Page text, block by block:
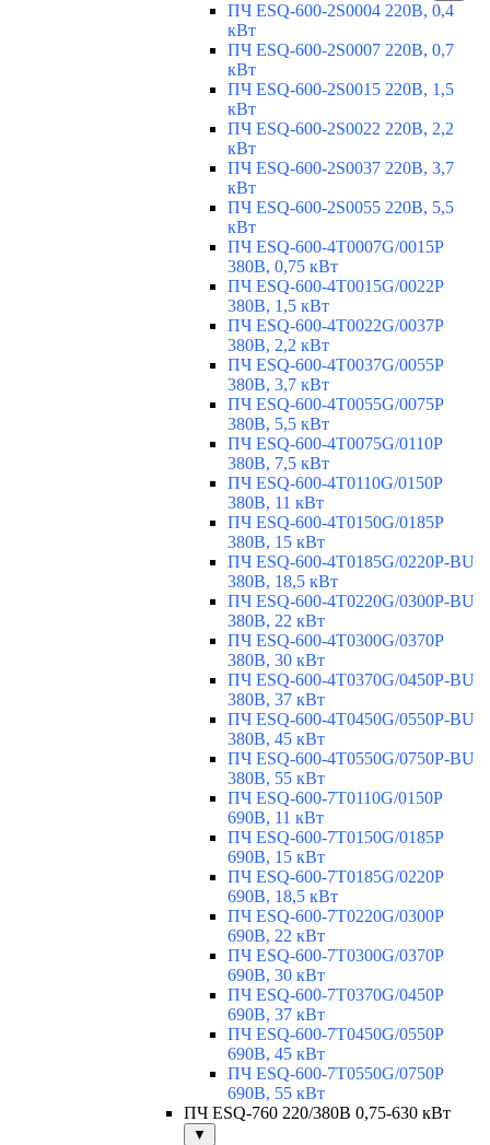
ПЧ ESQ-600-2S0004 220В, 0,4
кВт
ПЧ ESQ-600-2S0007 220В, 0,7
кВт
ПЧ ESQ-600-2S0015 220В, 1,5
кВт
ПЧ ESQ-600-2S0022 220В, 2,2
кВт
ПЧ ESQ-600-2S0037 220В, 3,7
кВт
ПЧ ESQ-600-2S0055 220В, 5,5
кВт
ПЧ ESQ-600-4T0007G/0015P
380В, 0,75 кВт
ПЧ ESQ-600-4T0015G/0022P
380В, 1,5 кВт
ПЧ ESQ-600-4T0022G/0037P
380В, 2,2 кВт
ПЧ ESQ-600-4T0037G/0055P
380В, 3,7 кВт
ПЧ ESQ-600-4T0055G/0075P
380В, 5,5 кВт
ПЧ ESQ-600-4T0075G/0110P
380В, 7,5 кВт
ПЧ ESQ-600-4T0110G/0150P
380В, 11 кВт
ПЧ ESQ-600-4T0150G/0185P
380В, 15 кВт
ПЧ ESQ-600-4T0185G/0220P-BU
380В, 18,5 кВт
ПЧ ESQ-600-4T0220G/0300P-BU
380В, 22 кВт
ПЧ ESQ-600-4T0300G/0370P
380В, 30 кВт
ПЧ ESQ-600-4T0370G/0450P-BU
380В, 37 кВт
ПЧ ESQ-600-4T0450G/0550P-BU
380В, 45 кВт
ПЧ ESQ-600-4T0550G/0750P-BU
380В, 55 кВт
ПЧ ESQ-600-7T0110G/0150P
690В, 11 кВт
ПЧ ESQ-600-7T0150G/0185P
690В, 15 кВт
ПЧ ESQ-600-7T0185G/0220P
690В, 18,5 кВт
ПЧ ESQ-600-7T0220G/0300P
690В, 22 кВт
ПЧ ESQ-600-7T0300G/0370P
690В, 30 кВт
ПЧ ESQ-600-7T0370G/0450P
690В, 37 кВт
ПЧ ESQ-600-7T0450G/0550P
690В, 45 кВт
ПЧ ESQ-600-7T0550G/0750P
690В, 55 кВт
ПЧ ESQ-760 220/380В 0,75-630 кВт
▼